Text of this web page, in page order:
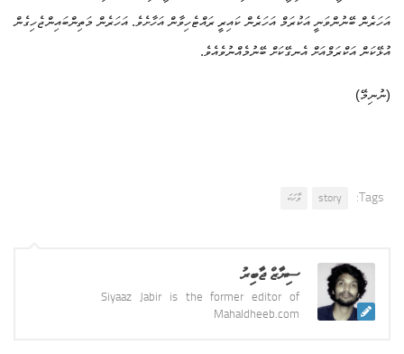
އަހަރެން ބޭނުންވަނީ އަކުރަމް އަހަރެން ކައިރީ ރައްޓެހިވާން އަހާށެވެ. އަހަރެން މަތިންބައިންޖެހިގެން
އުޅޭކަން އަކްރަމްއަށް އެނގޭކަށް ބޭނުމެއްނުވެއެވެ.
(ނުނިމޭ)
Tags:
story ވާހަކަ
ސިޔާޒް ޖާބިރު
Siyaaz Jabir is the former editor of
Mahaldheeb.com